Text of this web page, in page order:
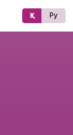
Қз Ру